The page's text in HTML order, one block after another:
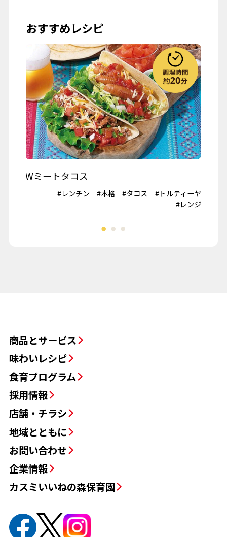
お彼岸
お月見
ハロウィーン
クリスマス
春の行楽
秋の行楽
記念日・お祝い
ワイン
おすすめレシピ
Wミートタコス
#レンチン #本格 #タコス
#トルティーヤ
#レンジ
商品とサービス
味わいレシピ
食育プログラム
採用情報
店舗・チラシ
地域とともに
お問い合わせ
企業情報
カスミいいねの森保育園